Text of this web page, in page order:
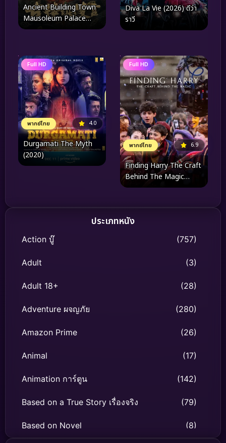
Ancient Building Town
Mausoleum Palace
(2024) สุสานเมืองกู่โหลว
Diva La Vie​ (2026) ดีว่า
ราวี
Full HD
พากย์ไทย 4.0
Durgamati The Myth
(2020)
Full HD
พากย์ไทย 6.9
Finding Harry The Craft
Behind The Magic
(2026) ตามหาแฮร์รี่ งาน
ประเภทหนัง
Action บู๊ (757)
Adult (3)
Adult 18+ (28)
Adventure ผจญภัย (280)
Amazon Prime (26)
Animal (17)
Animation การ์ตูน (142)
Based on a True Story เรื่องจริง (79)
Based on Novel (8)